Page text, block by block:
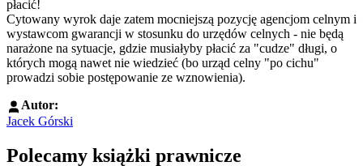
płacić!
Cytowany wyrok daje zatem mocniejszą pozycję agencjom celnym i
wystawcom gwarancji w stosunku do urzędów celnych - nie będą
narażone na sytuacje, gdzie musiałyby płacić za "cudze" długi, o
których mogą nawet nie wiedzieć (bo urząd celny "po cichu"
prowadzi sobie postępowanie ze wznowienia).
Autor:
Jacek Górski
Polecamy książki prawnicze